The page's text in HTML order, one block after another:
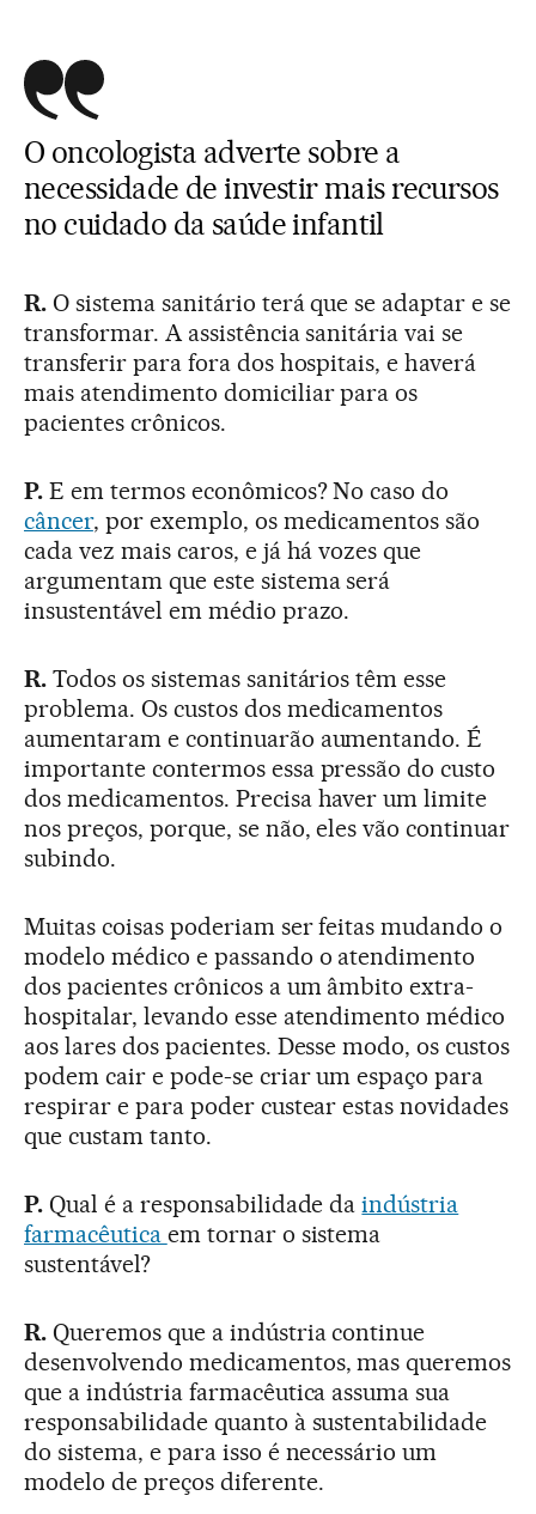
O oncologista adverte sobre a
necessidade de investir mais recursos
no cuidado da saúde infantil
R. O sistema sanitário terá que se adaptar e se
transformar. A assistência sanitária vai se
transferir para fora dos hospitais, e haverá
mais atendimento domiciliar para os
pacientes crônicos.
P. E em termos econômicos? No caso do
câncer, por exemplo, os medicamentos são
cada vez mais caros, e já há vozes que
argumentam que este sistema será
insustentável em médio prazo.
R. Todos os sistemas sanitários têm esse
problema. Os custos dos medicamentos
aumentaram e continuarão aumentando. É
importante contermos essa pressão do custo
dos medicamentos. Precisa haver um limite
nos preços, porque, se não, eles vão continuar
subindo.
Muitas coisas poderiam ser feitas mudando o
modelo médico e passando o atendimento
dos pacientes crônicos a um âmbito extra-
hospitalar, levando esse atendimento médico
aos lares dos pacientes. Desse modo, os custos
podem cair e pode-se criar um espaço para
respirar e para poder custear estas novidades
que custam tanto.
P. Qual é a responsabilidade daindústria
farmacêutica em tornar o sistema
sustentável?
R. Queremos que a indústria continue
desenvolvendo medicamentos, mas queremos
que a indústria farmacêutica assuma sua
responsabilidade quanto à sustentabilidade
do sistema, e para isso é necessário um
modelo de preços diferente.